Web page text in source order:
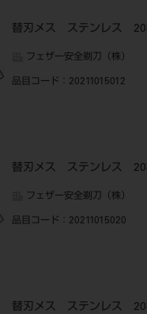
替刃メス ステンレス
フェザー安全剃刀（株）
品目コード ：20211015012
替刃メス ステンレス
フェザー安全剃刀（株）
品目コード ：20211015020
替刃メス ステンレス